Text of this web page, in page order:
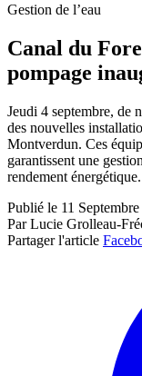
Gestion de l’eau
Canal du
pompage
Jeudi 4 septembre, de
des nouvelles
Montverdun. Ces
garantissent une
rendement énergétique.
Publié le 11
Par Lucie Grolleau-
Partager l'article